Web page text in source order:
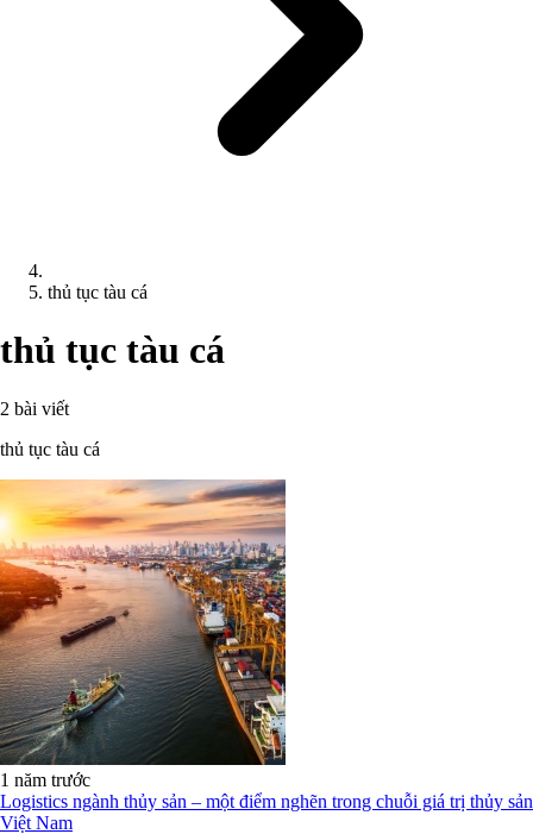
thủ tục tàu cá
thủ tục tàu cá
2 bài viết
thủ tục tàu cá
1 năm trước
Logistics ngành thủy sản – một điểm nghẽn trong chuỗi giá trị thủy sản
Việt Nam